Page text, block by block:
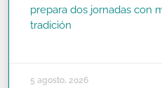
prepara dos jornadas con
tradición
5 agosto, 2026